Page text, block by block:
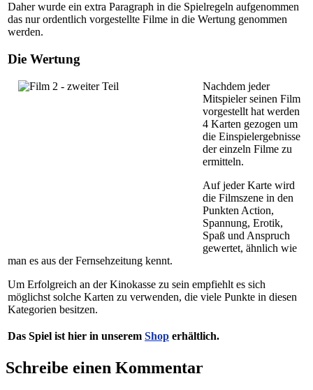
Daher wurde ein extra Paragraph in die Spielregeln aufgenommen
das nur ordentlich vorgestellte Filme in die Wertung genommen
werden.
Die Wertung
Nachdem jeder
Mitspieler seinen Film
vorgestellt hat werden
4 Karten gezogen um
die Einspielergebnisse
der einzeln Filme zu
ermitteln.
Auf jeder Karte wird
die Filmszene in den
Punkten Action,
Spannung, Erotik,
Spaß und Anspruch
gewertet, ähnlich wie
man es aus der Fernsehzeitung kennt.
Um Erfolgreich an der Kinokasse zu sein empfiehlt es sich
möglichst solche Karten zu verwenden, die viele Punkte in diesen
Kategorien besitzen.
Das Spiel ist hier in unserem Shop erhältlich.
Schreibe einen Kommentar